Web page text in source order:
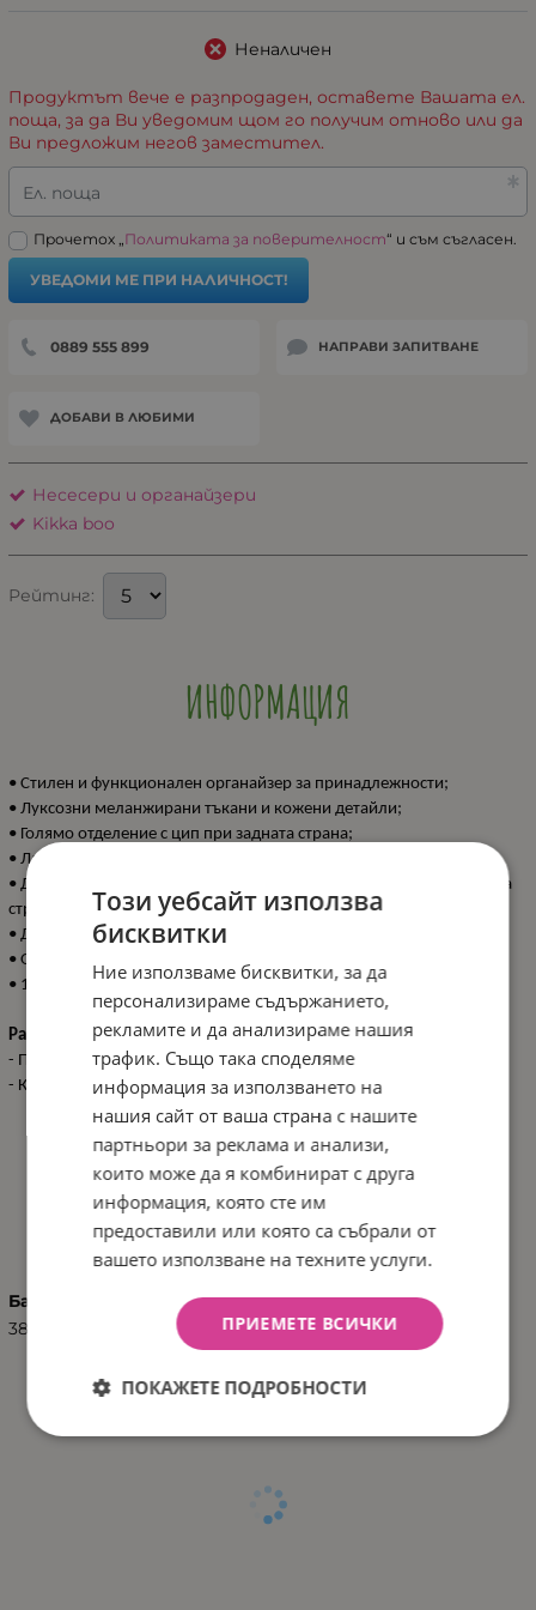
Неналичен
Продуктът вече е разпродаден, оставете Вашата ел.
поща, за да Ви уведомим щом го получим отново или да
Ви предложим негов заместител.
Ел. поща
Прочетох „Политиката за поверителност“ и съм съгласен.
УВЕДОМИ МЕ ПРИ НАЛИЧНОСТ!
0889 555 899 НАПРАВИ ЗАПИТВАНЕ
ДОБАВИ В ЛЮБИМИ
Несесери и органайзери
Kikka boo
Рейтинг:
ИНФОРМАЦИЯ
• Стилен и функционален органайзер за принадлежности;
• Луксозни меланжирани тъкани и кожени детайли;
• Голямо отделение с цип при задната страна;
• Ластични държачи по ширината на органайзера;
• Джоб с велкро за лесен достъп и малък джоб с цип при предната
страна;
• Държач за ключове;
• Отделяща се дръжка;
• 100% полиестер.
Размери:
- Продукт: 27 х 17 х 8 см / 0.3 кг
- Кашон: 69x49x42 см / 22.5 кг / 72 бр/кашон
ХАРАКТЕРИСТИКИ
Баркод (ISBN, UPC, др.)
3801108020498
Този уебсайт използва
бисквитки
Ние използваме бисквитки, за да
персонализираме съдържанието,
рекламите и да анализираме нашия
трафик. Също така споделяме
информация за използването на
нашия сайт от ваша страна с нашите
партньори за реклама и анализи,
които може да я комбинират с друга
информация, която сте им
предоставили или която са събрали от
вашето използване на техните услуги.
ПРИЕМЕТЕ ВСИЧКИ
ПОКАЖЕТЕ ПОДРОБНОСТИ